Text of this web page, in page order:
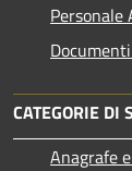
CATEGORIE DI
Anagrafe